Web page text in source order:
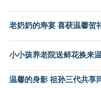
老奶奶的寿宴 喜获温馨贺
小小孩养老院送鲜花换来
温馨的身影 祖孙三代共享